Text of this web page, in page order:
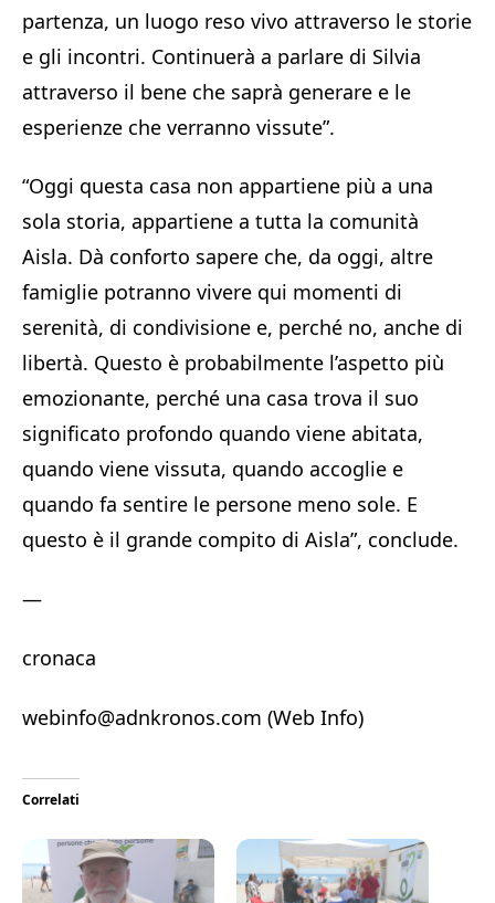
partenza, un luogo reso vivo attraverso le storie
e gli incontri. Continuerà a parlare di Silvia
attraverso il bene che saprà generare e le
esperienze che verranno vissute”.
“Oggi questa casa non appartiene più a una
sola storia, appartiene a tutta la comunità
Aisla. Dà conforto sapere che, da oggi, altre
famiglie potranno vivere qui momenti di
serenità, di condivisione e, perché no, anche di
libertà. Questo è probabilmente l’aspetto più
emozionante, perché una casa trova il suo
significato profondo quando viene abitata,
quando viene vissuta, quando accoglie e
quando fa sentire le persone meno sole. E
questo è il grande compito di Aisla”, conclude.
—
cronaca
webinfo@adnkronos.com (Web Info)
Correlati